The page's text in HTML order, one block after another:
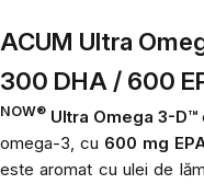
ACUM Ultra
300 DHA / 600
NOW® Ultra Omega 3-D™
omega-3, cu 600 mg
este aromat cu ulei de